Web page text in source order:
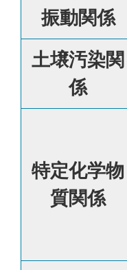
振動関係
土壌汚染関
係
特定化学物
質関係